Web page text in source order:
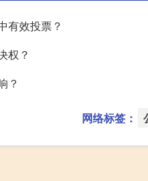
有效投票？
权？
？
网络标签：